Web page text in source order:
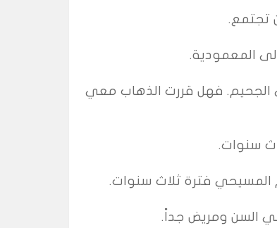
تجتمع.
المعمودية.
الجحيم. فهل قررت الذهاب معي
سنوات.
المسيحي فترة ثلاث سنوات.